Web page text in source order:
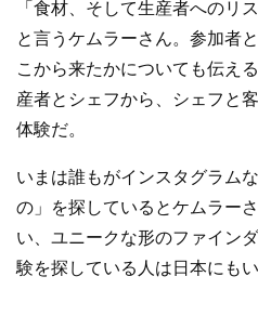
「食材、そして生産者へのリ
と言うケムラーさん。参加者
こから来たかについても伝え
産者とシェフから、シェフと
体験だ。
いまは誰もがインスタグラム
の」を探しているとケムラー
い、ユニークな形のファイン
験を探している人は日本にも